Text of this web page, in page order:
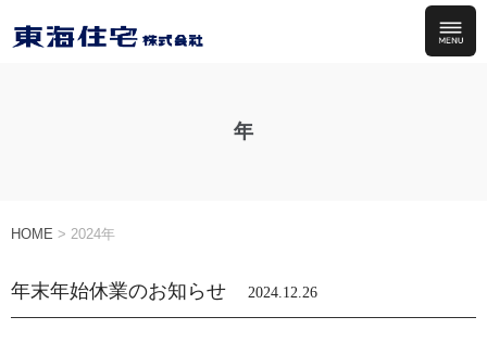
年
HOME > 2024年
年末年始休業のお知らせ 2024.12.26